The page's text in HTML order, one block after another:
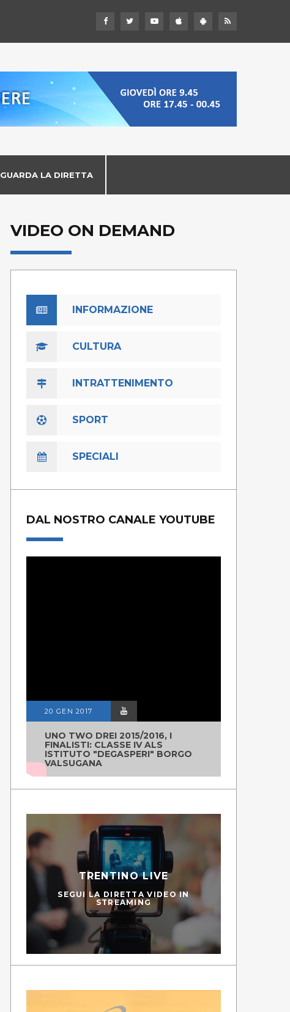
GUARDA LA DIRETTA
VIDEO ON DEMAND
INFORMAZIONE
CULTURA
INTRATTENIMENTO
SPORT
SPECIALI
DAL NOSTRO CANALE YOUTUBE
20 GEN 2017
UNO TWO DREI 2015/2016, I
FINALISTI: CLASSE IV ALS
ISTITUTO "DEGASPERI" BORGO
VALSUGANA
TRENTINO LIVE
SEGUI LA DIRETTA VIDEO IN
STREAMING